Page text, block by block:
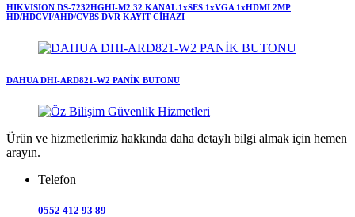
HIKVISION DS-7232HGHI-M2 32 KANAL 1xSES 1xVGA 1xHDMI 2MP
HD/HDCVI/AHD/CVBS DVR KAYIT CİHAZI
DAHUA DHI-ARD821-W2 PANİK BUTONU
Ürün ve hizmetlerimiz hakkında daha detaylı bilgi almak için hemen
arayın.
Telefon
0552 412 93 89